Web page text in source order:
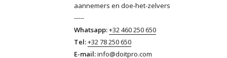
aannemers en doe-het-zelvers
-----
Whatsapp:+32 460 250 650
Tel:+32 78 250 650
E-mail:info@doitpro.com